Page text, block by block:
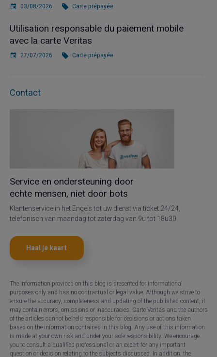
03/08/2026 Carte prépayée
Utilisation responsable du paiement mobile
avec la carte Veritas
27/07/2026 Carte prépayée
Contact
Service en ondersteuning door
echte mensen, niet door bots
Klantenservice in het Engels tot uw dienst via ticket 24/24,
telefonisch van maandag tot zaterdag van 9u tot 18u30
Haal je kaart
The information provided on this blog is presented for informational
purposes only and has no contractual or legal value. Although we strive to
ensure the accuracy, completeness and updating of the published content, it
may contain errors, omissions or inaccuracies. Carte Veritas and the authors
of the articles cannot be held responsible for decisions or actions taken
based on the information contained in this blog. Any use of this information
is made at your own risk and under your sole responsibility. We encourage
you to consult a qualified professional or an expert for any important
question or decision relating to the subjects discussed. In addition, the